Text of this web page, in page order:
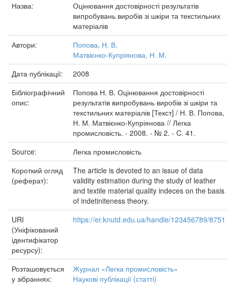
Назва:
Оцінювання достовірності результатів
випробувань виробів зі шкіри та текстильних
матеріалів
Автори:
Попова, Н. В.
Матвієнко-Купріянова, Н. М.
Дата публікації:
2008
Бібліографічний
опис:
Попова Н. В. Оцінювання достовірності
результатів випробувань виробів зі шкіри та
текстильних матеріалів [Текст] / Н. В. Попова,
Н. М. Матвієнко-Купріянова // Легка
промисловість. - 2008. - № 2. - C. 41.
Source:
Легка промисловість
Короткий огляд
(реферат):
The article is devoted to an issue of data
validity estimation during the study of leather
and textile material quality indeces on the basis
of indetiniteness theory.
URI
(Уніфікований
ідентифікатор
ресурсу):
https://er.knutd.edu.ua/handle/123456789/8751
Розташовується
у зібраннях:
Журнал «Легка промисловість»
Наукові публікації (статті)